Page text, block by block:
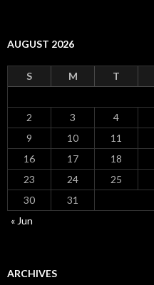
AUGUST 2026
S M T
2
3 4
9
10 11
16
17 18
23
24 25
30
31
« Jun
ARCHIVES